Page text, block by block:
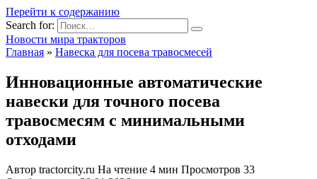
Перейти к содержанию
Search for:
Новости мира тракторов
Главная » Навеска для посева травосмесей
Инновационные автоматические
навески для точного посева
травосмесям с минимальными
отходами
Автор tractorcity.ru На чтение 4 мин Просмотров 33